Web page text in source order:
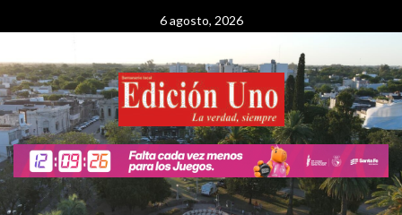
al
6 agosto, 2026